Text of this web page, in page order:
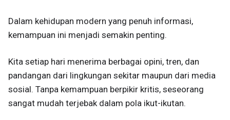
Dalam kehidupan modern yang penuh informasi,
kemampuan ini menjadi semakin penting.
Kita setiap hari menerima berbagai opini, tren, dan
pandangan dari lingkungan sekitar maupun dari media
sosial. Tanpa kemampuan berpikir kritis, seseorang
sangat mudah terjebak dalam pola ikut-ikutan.